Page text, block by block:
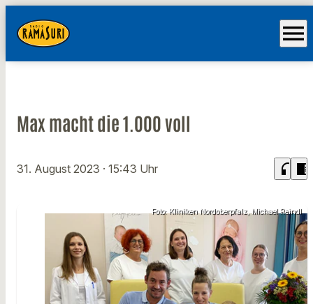
menu
Max macht die 1.000 voll
31. August 2023 · 15:43 Uhr headphones chrome_reader_mode
Foto: Kliniken Nordoberpfalz, Michael Reindl